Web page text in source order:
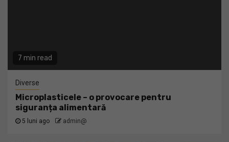
7 min read
Diverse
Microplasticele – o provocare pentru
siguranța alimentară
5 luni ago admin@